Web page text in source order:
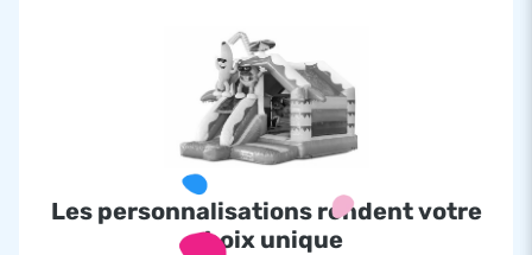
Les personnalisations rendent votre
choix unique